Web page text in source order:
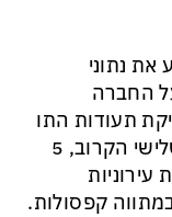
נתוני
החברה
תעודות התו
הירוק בכניסה לבתי עסק תחל ביום שלישי הקרוב, 5
עירוניות
קפסולות.